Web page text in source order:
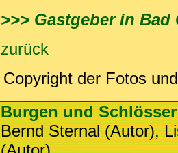
>>> Gastgeber in Bad
zurück
Copyright der Fotos
Burgen und
Bernd Sternal (Autor),